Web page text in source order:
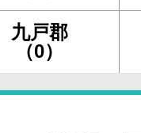
九戸郡
（0）